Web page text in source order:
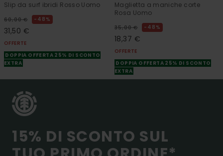
Slip da surf ibridi Rosso Uomo
60,00 € 48%
31,50 €
OFFERTE
DOPPIA OFFERTA 25% DI SCONTO
EXTRA
Maglietta a maniche corte
Rosa Uomo
35,00 € 48%
18,37 €
OFFERTE
DOPPIA OFFERTA 25% DI SCONTO
EXTRA
15% DI SCONTO SUL